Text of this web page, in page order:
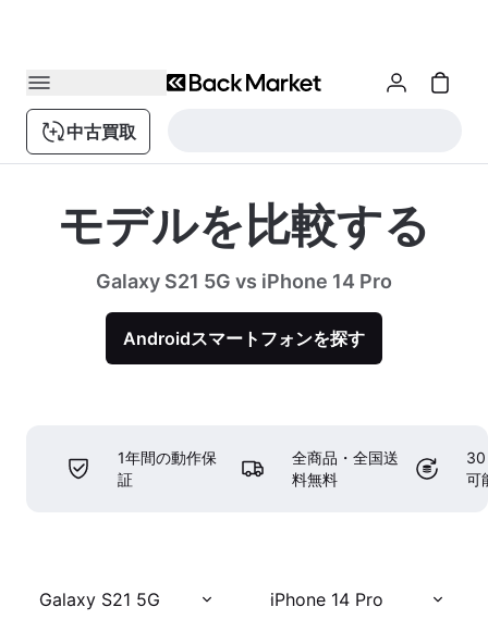
中古買取
モデルを比較する
Galaxy S21 5G vs iPhone 14 Pro
Androidスマートフォンを探す
1年間の動作保
証
全商品・全国送
料無料
30
可
Galaxy S21 5G iPhone 14 Pro